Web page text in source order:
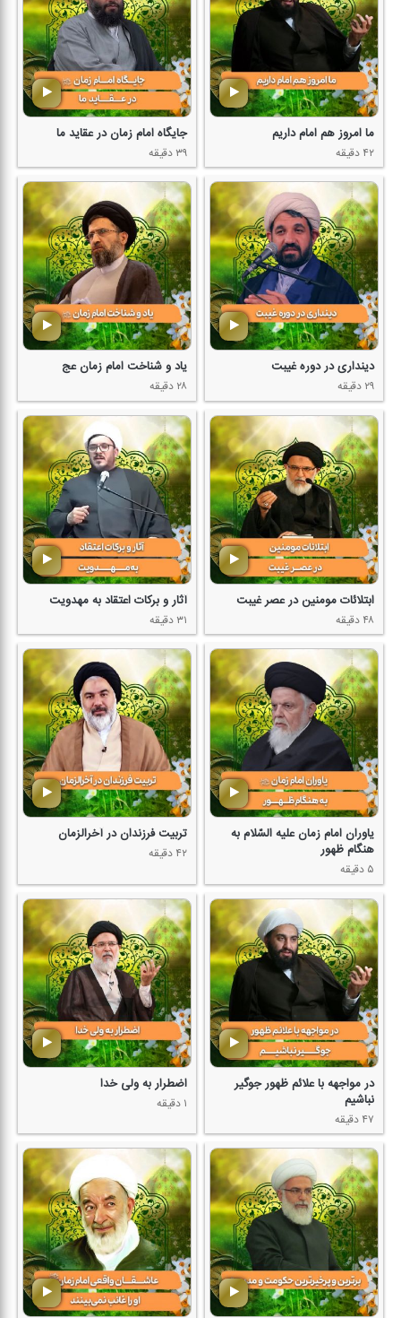
ما امروز هم امام داریم
۴۲ دقیقه
جایگاه امام زمان در عقاید ما
۳۹ دقیقه
دینداری در دوره غیبت
۲۹ دقیقه
یاد و شناخت امام زمان عج
۲۸ دقیقه
ابتلائات مومنین در عصر غیبت
۴۸ دقیقه
آثار و بركات اعتقاد به مهدویت
۳۱ دقیقه
یاوران امام زمان علیه السّلام به
هنگام ظهور
۵ دقیقه
تربیت فرزندان در آخرالزمان
۴۲ دقیقه
در مواجهه با علائم ظهور جوگیر
نباشیم
۴۷ دقیقه
اضطرار به ولی خدا
۱ دقیقه